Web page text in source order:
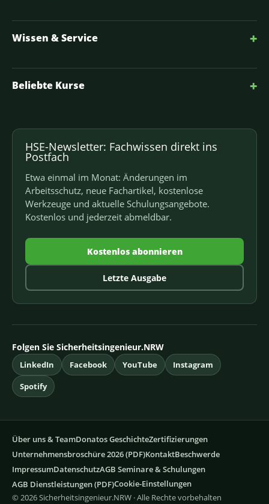
Wissen & Service +
Beliebte Kurse +
HSE-Newsletter: Fachwissen direkt ins
Postfach
Etwa einmal im Monat: Änderungen im
Arbeitsschutz, neue Fachartikel, kostenlose
Werkzeuge und aktuelle Schulungsangebote.
Kostenlos und jederzeit abmeldbar.
Kostenlos abonnieren
Letzte Ausgabe
Folgen Sie Sicherheitsingenieur.NRW
LinkedIn Facebook YouTube
Instagram
Spotify
Über uns & TeamDonatos GeschichteZertifizierungen
Unternehmensbroschüre 2026 (PDF)KontaktBeschwerde
ImpressumDatenschutzAGB Seminare & Schulungen
AGB Dienstleistungen (PDF)Cookie-Einstellungen
© 2026 Sicherheitsingenieur.NRW · Alle Rechte vorbehalten